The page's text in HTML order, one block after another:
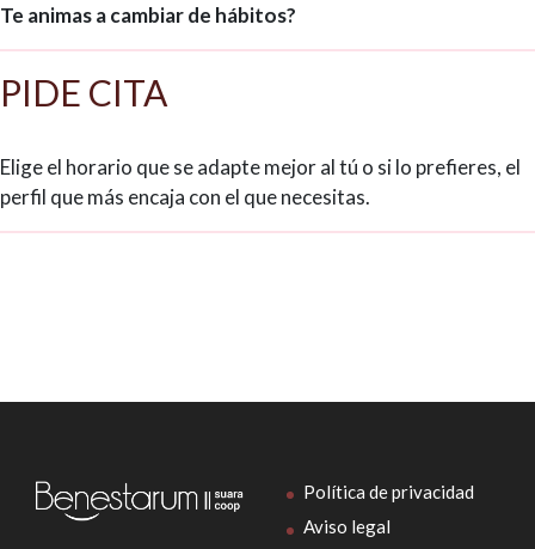
Te animas a cambiar de hábitos?
PIDE CITA
Elige el horario que se adapte mejor al tú o si lo prefieres, el
perfil que más encaja con el que necesitas.
Política de privacidad
Aviso legal